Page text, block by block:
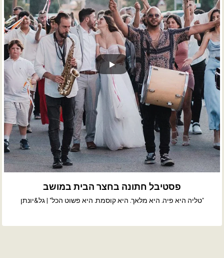
פסטיבל חתונה בחצר הבית במושב
"טליה היא פיה. היא מלאך. היא קוסמת. היא פשוט הכל" | גל&יונתן